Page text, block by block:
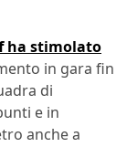
ha stimolato
in gara fin
di
e in
anche a